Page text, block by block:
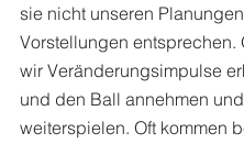
sie nicht unseren
Vorstellungen entsprechen.
wir Veränderungsimpulse
und den Ball annehmen und
weiterspielen. Oft kommen